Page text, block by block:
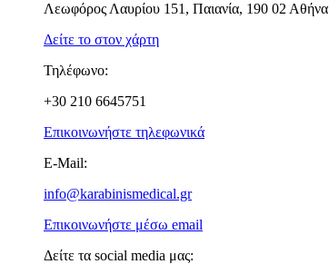
Λεωφόρος Λαυρίου 151, Παιανία, 190 02 Αθήνα
Δείτε το στον χάρτη
Τηλέφωνο:
+30 210 6645751
Επικοινωνήστε τηλεφωνικά
E-Mail:
info@karabinismedical.gr
Επικοινωνήστε μέσω email
Δείτε τα social media μας: